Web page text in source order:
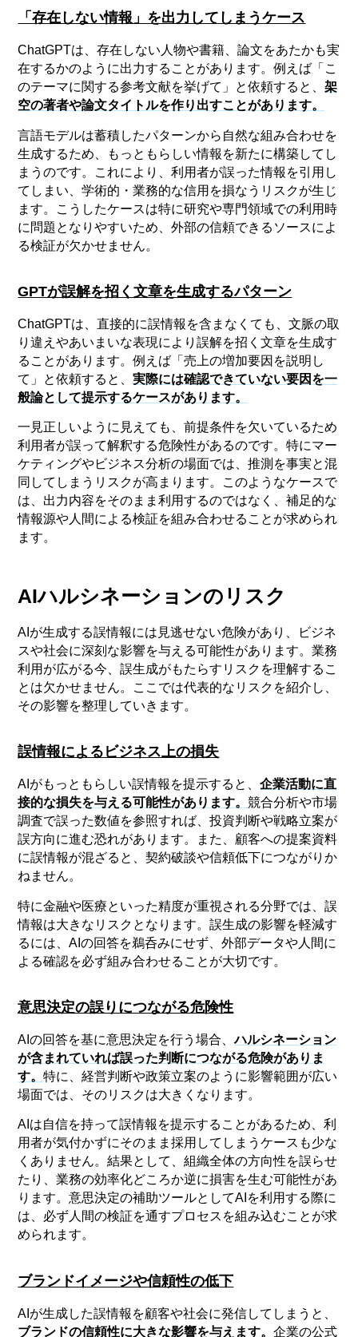
「存在しない情報」を出力してしまうケース
ChatGPTは、存在しない人物や書籍、論文をあたかも実
在するかのように出力することがあります。例えば「こ
のテーマに関する参考文献を挙げて」と依頼すると、架
空の著者や論文タイトルを作り出すことがあります。
言語モデルは蓄積したパターンから自然な組み合わせを
生成するため、もっともらしい情報を新たに構築してし
まうのです。これにより、利用者が誤った情報を引用し
てしまい、学術的・業務的な信用を損なうリスクが生じ
ます。こうしたケースは特に研究や専門領域での利用時
に問題となりやすいため、外部の信頼できるソースによ
る検証が欠かせません。
GPTが誤解を招く文章を生成するパターン
ChatGPTは、直接的に誤情報を含まなくても、文脈の取
り違えやあいまいな表現により誤解を招く文章を生成す
ることがあります。例えば「売上の増加要因を説明し
て」と依頼すると、実際には確認できていない要因を一
般論として提示するケースがあります。
一見正しいように見えても、前提条件を欠いているため
利用者が誤って解釈する危険性があるのです。特にマー
ケティングやビジネス分析の場面では、推測を事実と混
同してしまうリスクが高まります。このようなケースで
は、出力内容をそのまま利用するのではなく、補足的な
情報源や人間による検証を組み合わせることが求められ
ます。
AIハルシネーションのリスク
AIが生成する誤情報には見逃せない危険があり、ビジネ
スや社会に深刻な影響を与える可能性があります。業務
利用が広がる今、誤生成がもたらすリスクを理解するこ
とは欠かせません。ここでは代表的なリスクを紹介し、
その影響を整理していきます。
誤情報によるビジネス上の損失
AIがもっともらしい誤情報を提示すると、企業活動に直
接的な損失を与える可能性があります。競合分析や市場
調査で誤った数値を参照すれば、投資判断や戦略立案が
誤方向に進む恐れがあります。また、顧客への提案資料
に誤情報が混ざると、契約破談や信頼低下につながりか
ねません。
特に金融や医療といった精度が重視される分野では、誤
情報は大きなリスクとなります。誤生成の影響を軽減す
るには、AIの回答を鵜呑みにせず、外部データや人間に
よる確認を必ず組み合わせることが大切です。
意思決定の誤りにつながる危険性
AIの回答を基に意思決定を行う場合、ハルシネーション
が含まれていれば誤った判断につながる危険がありま
す。特に、経営判断や政策立案のように影響範囲が広い
場面では、そのリスクは大きくなります。
AIは自信を持って誤情報を提示することがあるため、利
用者が気付かずにそのまま採用してしまうケースも少な
くありません。結果として、組織全体の方向性を誤らせ
たり、業務の効率化どころか逆に損害を生む可能性があ
ります。意思決定の補助ツールとしてAIを利用する際に
は、必ず人間の検証を通すプロセスを組み込むことが求
められます。
ブランドイメージや信頼性の低下
AIが生成した誤情報を顧客や社会に発信してしまうと、
ブランドの信頼性に大きな影響を与えます。企業の公式